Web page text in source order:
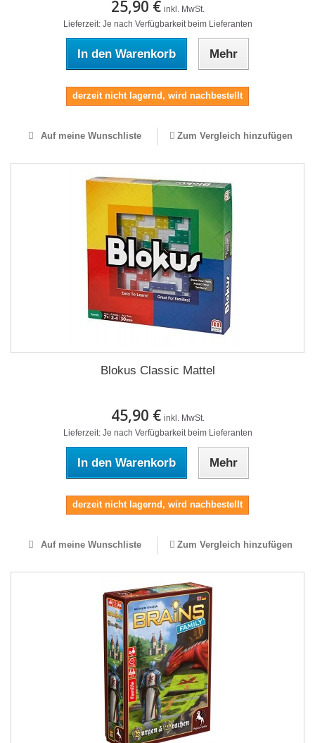
25,90 € inkl. MwSt.
Lieferzeit: Je nach Verfügbarkeit beim Lieferanten
In den Warenkorb Mehr
derzeit nicht lagernd, wird nachbestellt
Auf meine Wunschliste Zum Vergleich hinzufügen
Blokus Classic Mattel
45,90 € inkl. MwSt.
Lieferzeit: Je nach Verfügbarkeit beim Lieferanten
In den Warenkorb Mehr
derzeit nicht lagernd, wird nachbestellt
Auf meine Wunschliste Zum Vergleich hinzufügen